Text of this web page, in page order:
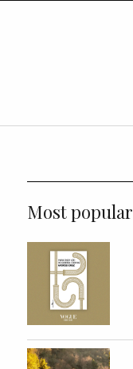
Most popular